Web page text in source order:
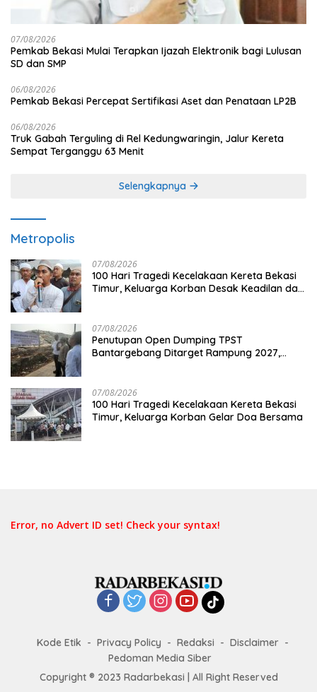
07/08/2026
Pemkab Bekasi Mulai Terapkan Ijazah Elektronik bagi Lulusan
SD dan SMP
06/08/2026
Pemkab Bekasi Percepat Sertifikasi Aset dan Penataan LP2B
06/08/2026
Truk Gabah Terguling di Rel Kedungwaringin, Jalur Kereta
Sempat Terganggu 63 Menit
Selengkapnya
Metropolis
07/08/2026
100 Hari Tragedi Kecelakaan Kereta Bekasi
Timur, Keluarga Korban Desak Keadilan dan
07/08/2026
Penutupan Open Dumping TPST
Bantargebang Ditarget Rampung 2027,
07/08/2026
100 Hari Tragedi Kecelakaan Kereta Bekasi
Timur, Keluarga Korban Gelar Doa Bersama
Error, no Advert ID set! Check your syntax!
Kode Etik Privacy Policy Redaksi
Disclaimer
Pedoman Media Siber
Copyright ® 2023 Radarbekasi | All Right Reserved